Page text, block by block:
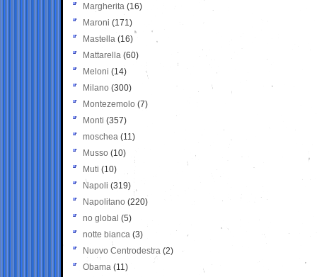
Margherita (16)
Maroni (171)
Mastella (16)
Mattarella (60)
Meloni (14)
Milano (300)
Montezemolo (7)
Monti (357)
moschea (11)
Musso (10)
Muti (10)
Napoli (319)
Napolitano (220)
no global (5)
notte bianca (3)
Nuovo Centrodestra (2)
Obama (11)